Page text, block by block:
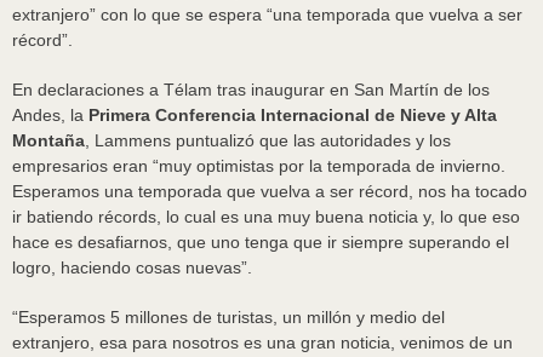
extranjero” con lo que se espera “una temporada que vuelva a ser
récord”.
En declaraciones a Télam tras inaugurar en San Martín de los
Andes, la Primera Conferencia Internacional de Nieve y Alta
Montaña , Lammens puntualizó que las autoridades y los
empresarios eran “muy optimistas por la temporada de invierno.
Esperamos una temporada que vuelva a ser récord, nos ha tocado
ir batiendo récords, lo cual es una muy buena noticia y, lo que eso
hace es desafiarnos, que uno tenga que ir siempre superando el
logro, haciendo cosas nuevas”.
“Esperamos 5 millones de turistas, un millón y medio del
extranjero, esa para nosotros es una gran noticia, venimos de un